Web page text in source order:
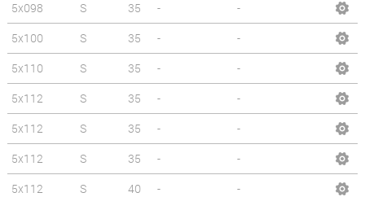
5x098 S 35 -
-
5x100
S 35 -
-
5x110
S 35 -
-
5x112
S 35 -
-
5x112
S 35 -
-
5x112
S 35 -
-
5x112
S 40 -
-